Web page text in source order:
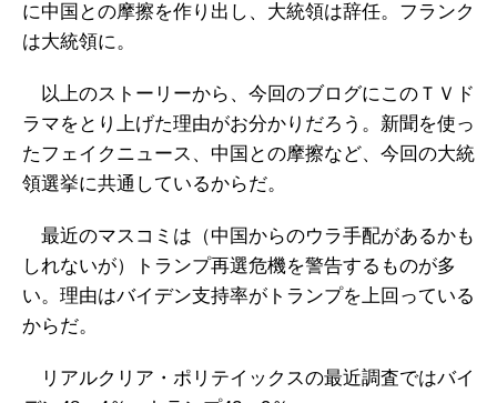
に中国との摩擦を作り出し、大統領は辞任。フランク
は大統領に。
以上のストーリーから、今回のブログにこのＴＶド
ラマをとり上げた理由がお分かりだろう。新聞を使っ
たフェイクニュース、中国との摩擦など、今回の大統
領選挙に共通しているからだ。
最近のマスコミは（中国からのウラ手配があるかも
しれないが）トランプ再選危機を警告するものが多
い。理由はバイデン支持率がトランプを上回っている
からだ。
リアルクリア・ポリテイックスの最近調査ではバイ